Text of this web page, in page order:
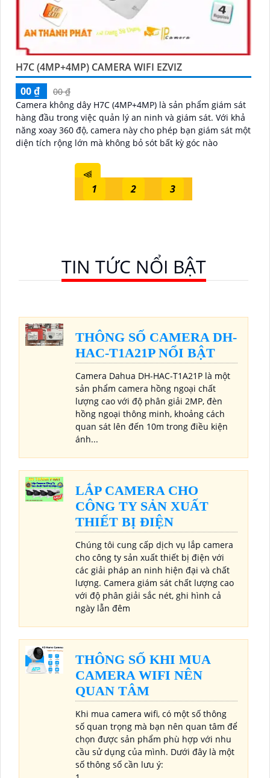
H7C (4MP+4MP) CAMERA WIFI EZVIZ
00 ₫
00 ₫
Camera không dây H7C (4MP+4MP) là sản phẩm giám sát
hàng đầu trong việc quản lý an ninh và giám sát. Với khả
năng xoay 360 độ, camera này cho phép bạn giám sát một
diện tích rộng lớn mà không bỏ sót bất kỳ góc nào
⫷
1
2 3
TIN TỨC NỔI BẬT
THÔNG SỐ CAMERA DH-
HAC-T1A21P NỔI BẬT
Camera Dahua DH-HAC-T1A21P là một
sản phẩm camera hồng ngoại chất
lượng cao với độ phân giải 2MP, đèn
hồng ngoại thông minh, khoảng cách
quan sát lên đến 10m trong điều kiện
ánh...
LẮP CAMERA CHO
CÔNG TY SẢN XUẤT
THIẾT BỊ ĐIỆN
Chúng tôi cung cấp dịch vụ lắp camera
cho công ty sản xuất thiết bị điện với
các giải pháp an ninh hiện đại và chất
lượng. Camera giám sát chất lượng cao
với độ phân giải sắc nét, ghi hình cả
ngày lẫn đêm
THÔNG SỐ KHI MUA
CAMERA WIFI NÊN
QUAN TÂM
Khi mua camera wifi, có một số thông
số quan trọng mà bạn nên quan tâm để
chọn được sản phẩm phù hợp với nhu
cầu sử dụng của mình. Dưới đây là một
số thông số cần lưu ý: